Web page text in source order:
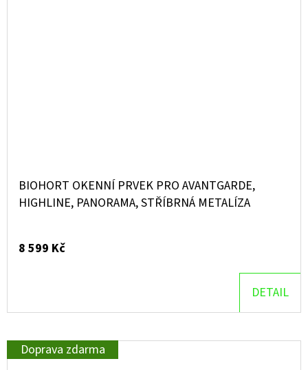
BIOHORT OKENNÍ PRVEK PRO AVANTGARDE,
HIGHLINE, PANORAMA, STŘÍBRNÁ METALÍZA
8 599 Kč
DETAIL
Doprava zdarma